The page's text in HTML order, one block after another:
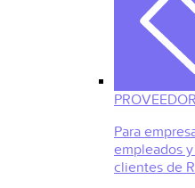
Para
empleados
clientes de